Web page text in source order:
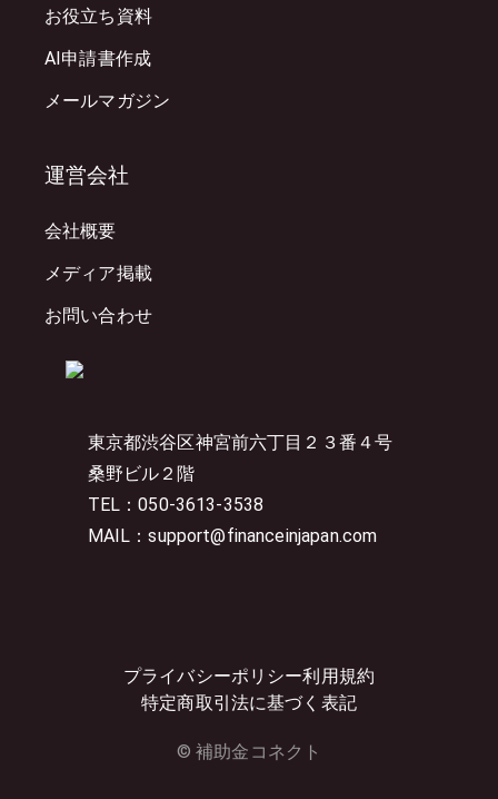
東京都渋谷区神宮前六丁目２３番４号
桑野ビル２階
TEL：050-3613-3538
MAIL：support@financeinjapan.com
プライバシーポリシー利用規約
特定商取引法に基づく表記
© 補助金コネクト
お役立ち資料
AI申請書作成
メールマガジン
運営会社
会社概要
メディア掲載
お問い合わせ